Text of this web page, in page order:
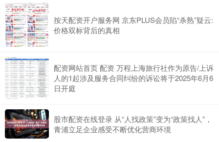
按天配资开户服务网 京东PLUS会员陷“杀熟”疑云:
价格双标背后的真相
配资网站首页 配资 万程上海旅行社作为原告/上诉
人的1起涉及服务合同纠纷的诉讼将于2025年6月6
日开庭
股市配资在线登录 从“人找政策”变为“政策找人”，
青浦立足企业感受不断优化营商环境